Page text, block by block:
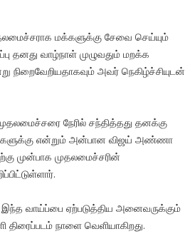
மக்களுக்கு சேவை செய்யும்
தனது வாழ்நாள் முழுவதும் மறக்க
நிறைவேறியதாகவும் அவர் நெகிழ்ச்சியுடன்
நேரில் சந்தித்தது தனக்கு
என்றும் அன்பான விஜய் அண்ணா
முன்பாக முதலமைச்சரின்
இந்த வாய்ப்பை ஏற்படுத்திய அனைவருக்கும்
திரைப்படம் நாளை வெளியாகிறது.